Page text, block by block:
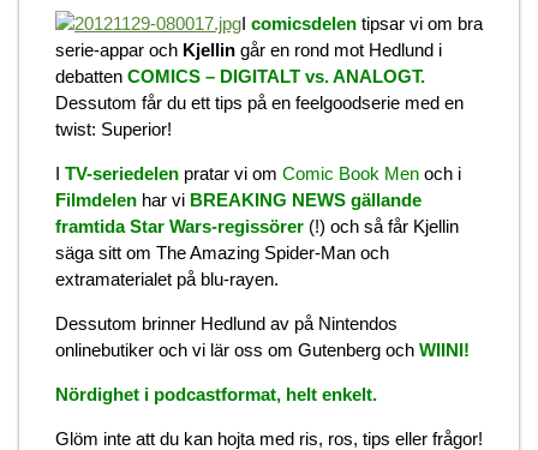
I comicsdelen tipsar vi om bra
serie-appar och Kjellin går en rond mot Hedlund i
debatten COMICS – DIGITALT vs. ANALOGT.
Dessutom får du ett tips på en feelgoodserie med en
twist: Superior!
I TV-seriedelen pratar vi om Comic Book Men och i
Filmdelen har vi BREAKING NEWS gällande
framtida Star Wars-regissörer (!) och så får Kjellin
säga sitt om The Amazing Spider-Man och
extramaterialet på blu-rayen.
Dessutom brinner Hedlund av på Nintendos
onlinebutiker och vi lär oss om Gutenberg och WIINI!
Nördighet i podcastformat, helt enkelt.
Glöm inte att du kan hojta med ris, ros, tips eller frågor!